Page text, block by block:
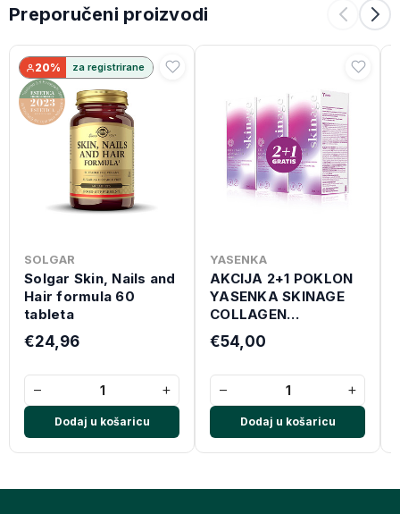
Preporučeni proizvodi
20% za registrirane
SOLGAR
Solgar Skin, Nails and
Hair formula 60
tableta
€24,96
− +
Dodaj u košaricu
YASENKA
AKCIJA 2+1 POKLON
YASENKA SKINAGE
COLLAGEN
ADVANCED 500 ML
€54,00
− +
Dodaj u košaricu